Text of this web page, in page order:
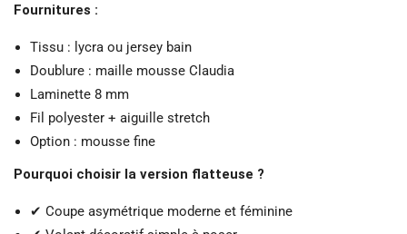
Fournitures :
Tissu : lycra ou jersey bain
Doublure : maille mousse Claudia
Laminette 8 mm
Fil polyester + aiguille stretch
Option : mousse fine
Pourquoi choisir la version flatteuse ?
✔ Coupe asymétrique moderne et féminine